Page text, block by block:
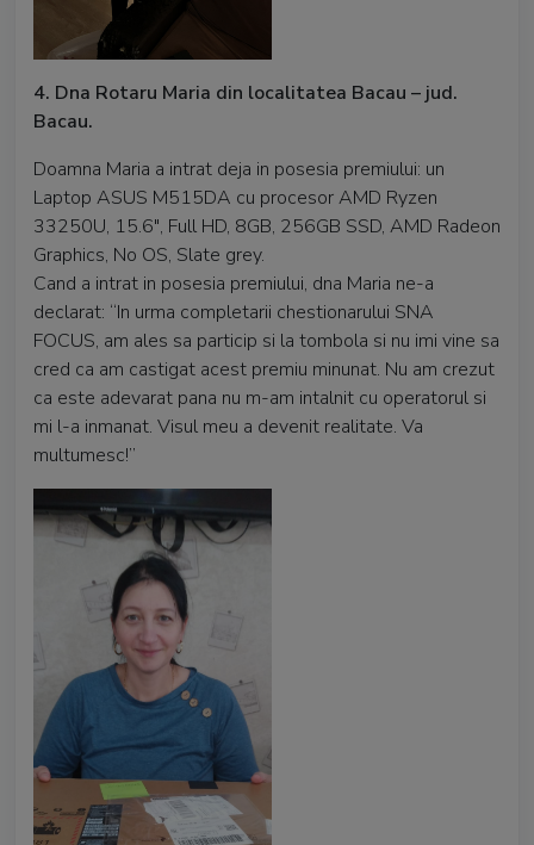
4. Dna Rotaru Maria din localitatea Bacau – jud.
Bacau.
Doamna Maria a intrat deja in posesia premiului: un
Laptop ASUS M515DA cu procesor AMD Ryzen
33250U, 15.6", Full HD, 8GB, 256GB SSD, AMD Radeon
Graphics, No OS, Slate grey.
Cand a intrat in posesia premiului, dna Maria ne-a
declarat: “In urma completarii chestionarului SNA
FOCUS, am ales sa particip si la tombola si nu imi vine sa
cred ca am castigat acest premiu minunat. Nu am crezut
ca este adevarat pana nu m-am intalnit cu operatorul si
mi l-a inmanat. Visul meu a devenit realitate. Va
multumesc!”